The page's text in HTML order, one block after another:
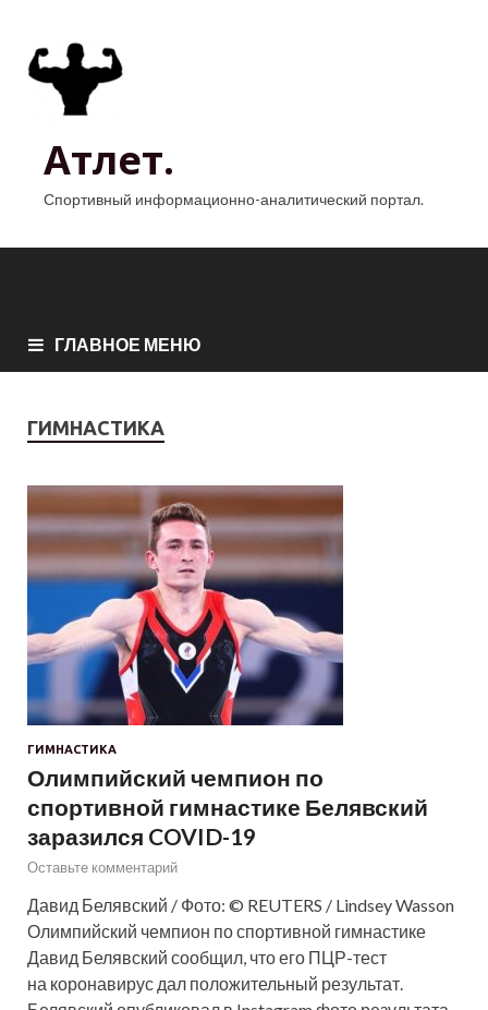
Атлет.
Спортивный информационно-аналитический портал.
ГЛАВНОЕ МЕНЮ
ГИМНАСТИКА
ГИМНАСТИКА
Олимпийский чемпион по
спортивной гимнастике Белявский
заразился COVID-19
Оставьте комментарий
Давид Белявский / Фото: © REUTERS / Lindsey Wasson
Олимпийский чемпион по спортивной гимнастике
Давид Белявский сообщил, что его ПЦР-тест
на коронавирус дал положительный результат.